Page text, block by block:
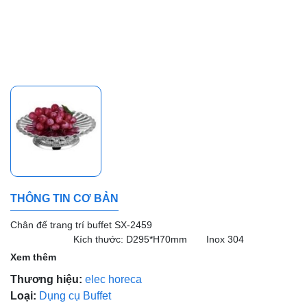
THÔNG TIN CƠ BẢN
Chân đế trang trí buffet SX-2459
Kích thước: D295*H70mm Inox 304
Xem thêm
Thương hiệu: elec horeca
Loại: Dụng cụ BuffetNgày hết hạn: